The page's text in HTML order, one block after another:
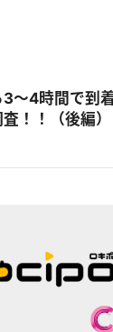
～4時間で到
！！（後編